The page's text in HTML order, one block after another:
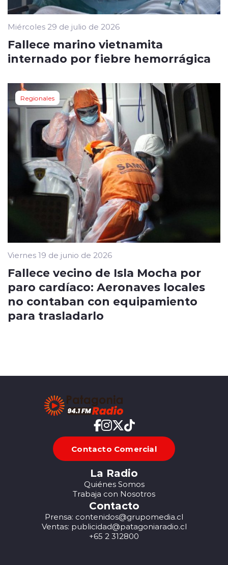
Miércoles 29 de julio de 2026
Fallece marino vietnamita
internado por fiebre hemorrágica
Regionales
Viernes 19 de junio de 2026
Fallece vecino de Isla Mocha por
paro cardíaco: Aeronaves locales
no contaban con equipamiento
para trasladarlo
Contacto Comercial
La Radio
Quiénes Somos
Trabaja con Nosotros
Contacto
Prensa: contenidos@grupomedia.cl
Ventas: publicidad@patagoniaradio.cl
+65 2 312800